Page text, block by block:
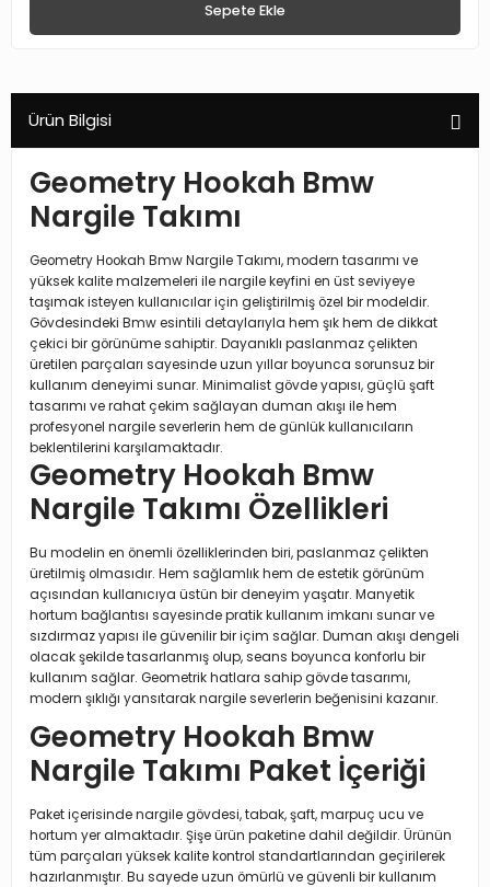
Sepete Ekle
Ürün Bilgisi
Geometry Hookah Bmw
Nargile Takımı
Geometry Hookah Bmw Nargile Takımı, modern tasarımı ve
yüksek kalite malzemeleri ile nargile keyfini en üst seviyeye
taşımak isteyen kullanıcılar için geliştirilmiş özel bir modeldir.
Gövdesindeki Bmw esintili detaylarıyla hem şık hem de dikkat
çekici bir görünüme sahiptir. Dayanıklı paslanmaz çelikten
üretilen parçaları sayesinde uzun yıllar boyunca sorunsuz bir
kullanım deneyimi sunar. Minimalist gövde yapısı, güçlü şaft
tasarımı ve rahat çekim sağlayan duman akışı ile hem
profesyonel nargile severlerin hem de günlük kullanıcıların
beklentilerini karşılamaktadır.
Geometry Hookah Bmw
Nargile Takımı Özellikleri
Bu modelin en önemli özelliklerinden biri, paslanmaz çelikten
üretilmiş olmasıdır. Hem sağlamlık hem de estetik görünüm
açısından kullanıcıya üstün bir deneyim yaşatır. Manyetik
hortum bağlantısı sayesinde pratik kullanım imkanı sunar ve
sızdırmaz yapısı ile güvenilir bir içim sağlar. Duman akışı dengeli
olacak şekilde tasarlanmış olup, seans boyunca konforlu bir
kullanım sağlar. Geometrik hatlara sahip gövde tasarımı,
modern şıklığı yansıtarak nargile severlerin beğenisini kazanır.
Geometry Hookah Bmw
Nargile Takımı Paket İçeriği
Paket içerisinde nargile gövdesi, tabak, şaft, marpuç ucu ve
hortum yer almaktadır. Şişe ürün paketine dahil değildir. Ürünün
tüm parçaları yüksek kalite kontrol standartlarından geçirilerek
hazırlanmıştır. Bu sayede uzun ömürlü ve güvenli bir kullanım